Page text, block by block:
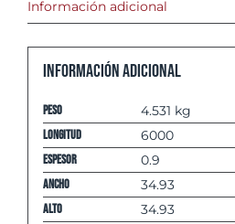
Información adicional
Información adicional
Peso 4.531 kg
Longitud 6000
espesor 0.9
Ancho 34.93
Alto 34.93